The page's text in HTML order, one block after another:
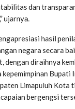
dan
ujarnya.
hasil
negara secara
dengan diraihnya
kepemimpinan Bupati
Limapuluh Kota
bergengsi